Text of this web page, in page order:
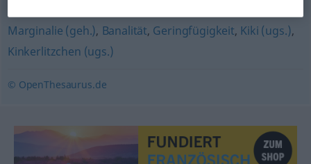
Marginalie (geh.), Banalität, Geringfügigkeit, Kiki (ugs.),
Kinkerlitzchen (ugs.)
© OpenThesaurus.de